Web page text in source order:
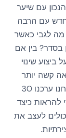
עם שיער
עם הרבה
מה לגבי כאשר
בין אם
שינוי
קשה יותר
לעצב בקריאטיבי למناסבה מיוחדת. אנחנו ערכנו 30
להראות כיצד
לעצב את